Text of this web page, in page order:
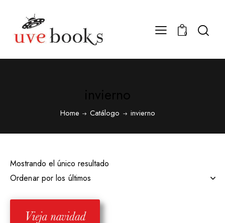
0
Home Catálogo invierno
Mostrando el único resultado